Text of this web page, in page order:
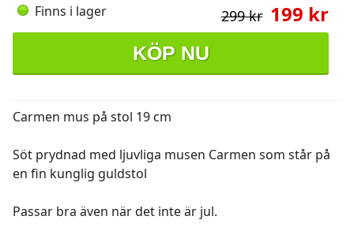
Finns i lager 199 kr
299 kr
KÖP NU
Carmen mus på stol 19 cm
Söt prydnad med ljuvliga musen Carmen som står på
en fin kunglig guldstol
Passar bra även när det inte är jul.